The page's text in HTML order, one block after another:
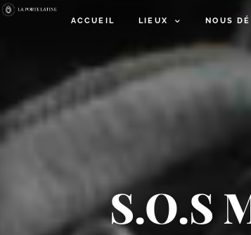
ACCUEIL LIEUX NOUS
S.O.S